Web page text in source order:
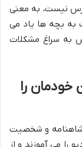
نیست، به معنی
به بچه ها یاد می
به سراغ مشکلات
خودمان را
شاهنامه و شخصیت